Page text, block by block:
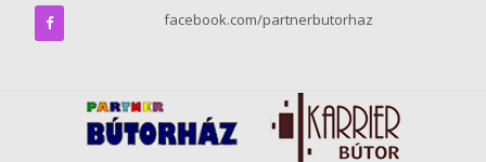
facebook.com/partnerbutorhaz